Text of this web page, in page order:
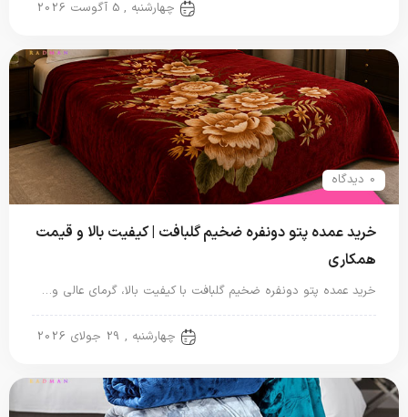
چهارشنبه , 5 آگوست 2026
0 دیدگاه
خرید عمده پتو دونفره ضخیم گلبافت | کیفیت بالا و قیمت
همکاری
خرید عمده پتو دونفره ضخیم گلبافت با کیفیت بالا، گرمای عالی و…
چهارشنبه , 29 جولای 2026